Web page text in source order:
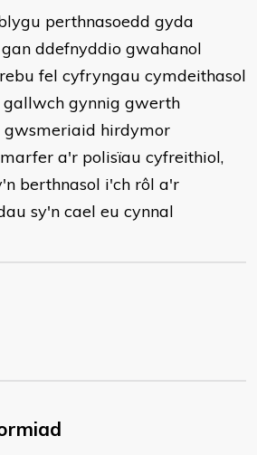
perthnasoedd gyda
ddefnyddio gwahanol
fel cyfryngau cymdeithasol
gynnig gwerth
gwsmeriaid hirdymor
a'r polisïau cyfreithiol,
berthnasol i'ch rôl a'r
sy'n cael eu cynnal